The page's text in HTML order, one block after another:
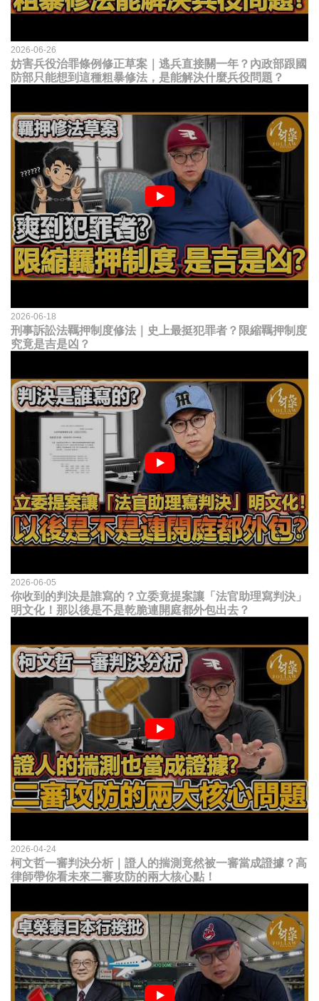
2026-06-26
妨害兵役治罪條例修正草案｜逃兵直接關一年？內政部跟國
防部只能想到這種粗暴修法，是能解決什麼兵役問題？
2026-06-18
刑事訴訟法羈押制度修法｜史上最挺犯罪者？限縮羈押制度
究竟是吉是凶？
2026-06-05
你收到的判決是誰寫的？立委竟提案讓「法官助理寫判決」
明文化！那以後是不是乾脆連開庭都外包出去？
2026-04-24
柯文哲一審判決分析｜證人的揣測竟然被一審當成證據？高
律師帶你看未來二審攻防的兩大核心點！